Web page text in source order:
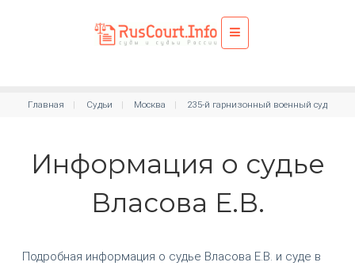
Главная Судьи Москва 235-й гарнизонный военный суд
Информация о судье
Власова Е.В.
Подробная информация о судье Власова Е.В. и суде в